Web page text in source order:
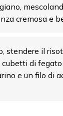
cremosa e
stendere il
di
e un filo di